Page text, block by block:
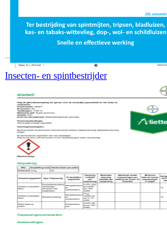
Insecten- en spintbestrijder